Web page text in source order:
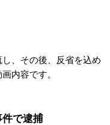
、その後、反省を込め
内容です。
で逮捕